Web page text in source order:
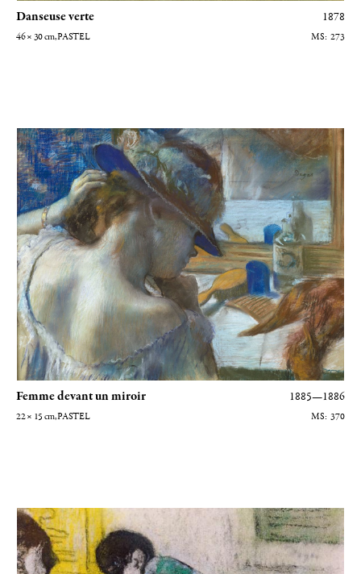
Danseuse verte 1878
46 × 30cm , PASTEL 273
Femme devant un miroir
Femme devant un miroir 1885—1886
22 × 15 cm , PASTEL 370
Les deux arlequins